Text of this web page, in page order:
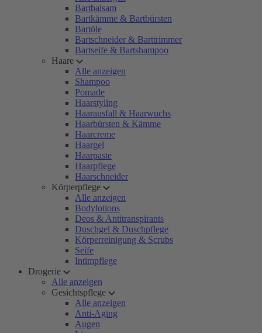
Bartbalsam
Bartkämme & Bartbürsten
Bartöle
Bartschneider & Barttrimmer
Bartseife & Bartshampoo
Haare
Alle anzeigen
Shampoo
Pomade
Haarstyling
Haarausfall & Haarwuchs
Haarbürsten & Kämme
Haarcreme
Haargel
Haarpaste
Haarpflege
Haarschneider
Körperpflege
Alle anzeigen
Bodylotions
Deos & Antitranspirants
Duschgel & Duschpflege
Körperreinigung & Scrubs
Seife
Intimpflege
Drogerie
Alle anzeigen
Gesichtspflege
Alle anzeigen
Anti-Aging
Augen